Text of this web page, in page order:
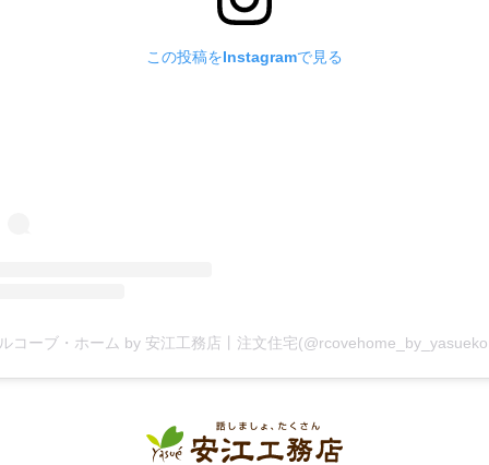
この投稿をInstagramで見る